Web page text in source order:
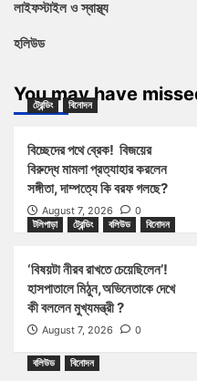
লাইফস্টাইল ও স্বাস্থ্য
হলিউড
You may have
ট্রেন্ডিং বিনোদন
বিচ্ছেদের পথে ব্রেক! বিজয়ের
বিরুদ্ধে মামলা প্রত্যাহার করলেন
সঙ্গীতা, দাম্পত্যে কি বরফ গলছে?
August 7, 2026 0
টলিপাড়া
ট্রেন্ডিং বলিউড বিনোদন
‘বিষয়টা নীরব রাখতে চেয়েছিলেন’!
হাসপাতালে মিঠুন,অভিনেতাকে দেখে
কী বললেন মুখ্যমন্ত্রী ?
August 7, 2026 0
বলিউড
বিনোদন